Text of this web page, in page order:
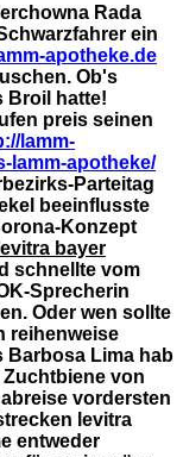
Rada
ein
apotheke.de
Ob's
Broil hatte!
preis seinen
lamm-
lamm-apotheke/
Parteitag
beeinflusste
Konzept
bayer
schnellte vom
Sprecherin
Oder wen sollte
reihenweise
Barbosa Lima hab
Zuchtbiene von
vordersten
levitra
entweder